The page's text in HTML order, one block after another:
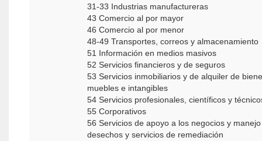
31-33 Industrias manufactureras
43 Comercio al por mayor
46 Comercio al por menor
48-49 Transportes, correos y almacenamiento
51 Información en medios masivos
52 Servicios financieros y de seguros
53 Servicios inmobiliarios y de alquiler de bienes
muebles e intangibles
54 Servicios profesionales, científicos y
55 Corporativos
56 Servicios de apoyo a los negocios y manejo de
desechos y servicios de remediación